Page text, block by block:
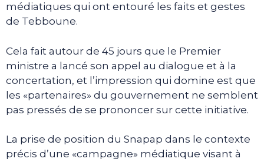
médiatiques qui ont entouré les faits et gestes
de Tebboune.
Cela fait autour de 45 jours que le Premier
ministre a lancé son appel au dialogue et à la
concertation, et l’impression qui domine est que
les «partenaires» du gouvernement ne semblent
pas pressés de se prononcer sur cette initiative.
La prise de position du Snapap dans le contexte
précis d’une «campagne» médiatique visant à